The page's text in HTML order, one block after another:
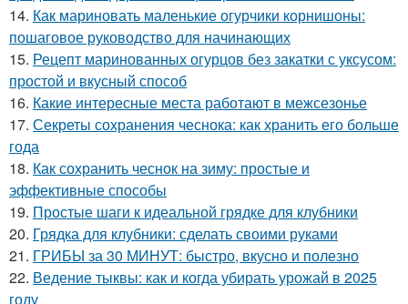
14. Как мариновать маленькие огурчики корнишоны:
пошаговое руководство для начинающих
15. Рецепт маринованных огурцов без закатки с уксусом:
простой и вкусный способ
16. Какие интересные места работают в межсезонье
17. Секреты сохранения чеснока: как хранить его больше
года
18. Как сохранить чеснок на зиму: простые и
эффективные способы
19. Простые шаги к идеальной грядке для клубники
20. Грядка для клубники: сделать своими руками
21. ГРИБЫ за 30 МИНУТ: быстро, вкусно и полезно
22. Ведение тыквы: как и когда убирать урожай в 2025
году